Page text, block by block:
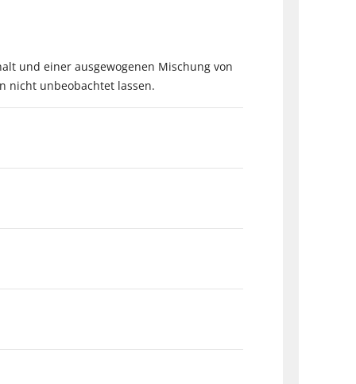
und einer ausgewogenen Mischung von
nicht unbeobachtet lassen.